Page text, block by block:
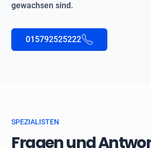
gewachsen sind.
015792525222
SPEZIALISTEN
Fragen und